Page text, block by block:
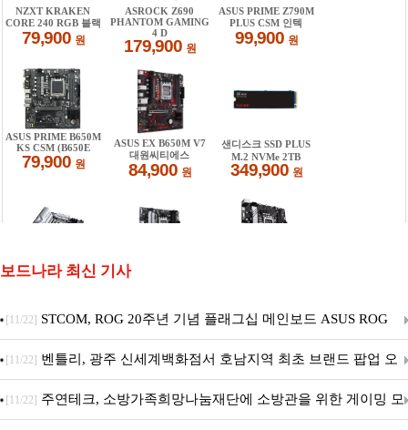
보드나라 최신 기사
[11/22] STCOM, ROG 20주년 기념 플래그십 메인보드 ASUS ROG
Crosshair X870E EDITION 20 국내 출시 예정
[11/22] 벤틀리, 광주 신세계백화점서 호남지역 최초 브랜드 팝업 오
픈
[11/22] 주연테크, 소방가족희망나눔재단에 소방관을 위한 게이밍 모